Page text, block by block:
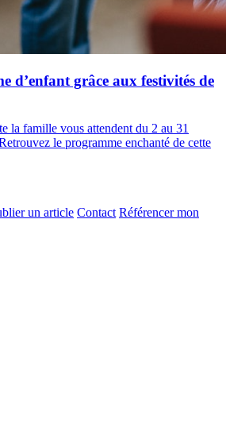
d’enfant grâce aux festivités de
la famille vous attendent du 2 au 31
le programme enchanté de cette
un article Contact Référencer mon